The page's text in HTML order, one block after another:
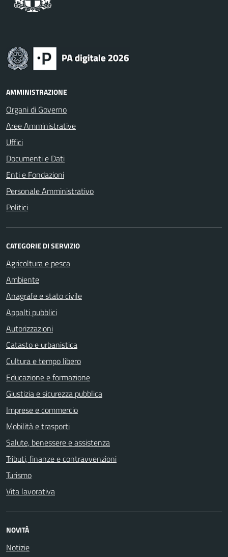
AMMINISTRAZIONE
Organi di Governo
Aree Amministrative
Uffici
Documenti e Dati
Enti e Fondazioni
Personale Amministrativo
Politici
CATEGORIE DI SERVIZIO
Agricoltura e pesca
Ambiente
Anagrafe e stato civile
Appalti pubblici
Autorizzazioni
Catasto e urbanistica
Cultura e tempo libero
Educazione e formazione
Giustizia e sicurezza pubblica
Imprese e commercio
Mobilità e trasporti
Salute, benessere e assistenza
Tributi, finanze e contravvenzioni
Turismo
Vita lavorativa
NOVITÀ
Notizie